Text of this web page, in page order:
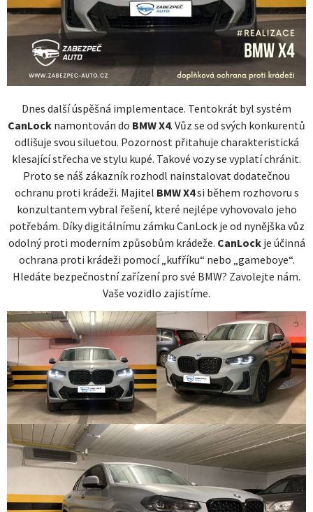
Dnes další úspěšná implementace. Tentokrát byl systém
CanLock namontován do BMW X4. Vůz se od svých konkurentů
odlišuje svou siluetou. Pozornost přitahuje charakteristická
klesající střecha ve stylu kupé. Takové vozy se vyplatí chránit.
Proto se náš zákazník rozhodl nainstalovat dodatečnou
ochranu proti krádeži. Majitel BMW X4si během rozhovoru s
konzultantem vybral řešení, které nejlépe vyhovovalo jeho
potřebám. Díky digitálnímu zámku CanLock je od nynějška vůz
odolný proti moderním způsobům krádeže. CanLockje účinná
ochrana proti krádeži pomocí „kufříku“ nebo „gameboye“.
Hledáte bezpečnostní zařízení pro své BMW? Zavolejte nám.
Vaše vozidlo zajistíme.